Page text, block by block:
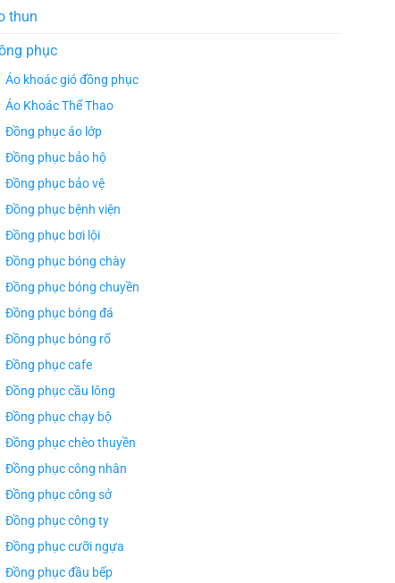
thun
phục
Áo khoác gió đồng phục
Áo Khoác Thể Thao
Đồng phục áo lớp
Đồng phục bảo hộ
Đồng phục bảo vệ
Đồng phục bệnh viện
Đồng phục bơi lội
Đồng phục bóng chày
Đồng phục bóng chuyền
Đồng phục bóng đá
Đồng phục bóng rổ
Đồng phục cafe
Đồng phục cầu lông
Đồng phục chạy bộ
Đồng phục chèo thuyền
Đồng phục công nhân
Đồng phục công sở
Đồng phục công ty
Đồng phục cưỡi ngựa
Đồng phục đầu bếp